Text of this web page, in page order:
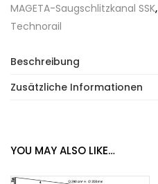
MAGETA-Saugschlitzkanal SSK,
Technorail
Beschreibung
Zusätzliche Informationen
YOU MAY ALSO LIKE…